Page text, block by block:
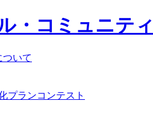
ついて
プランコンテスト